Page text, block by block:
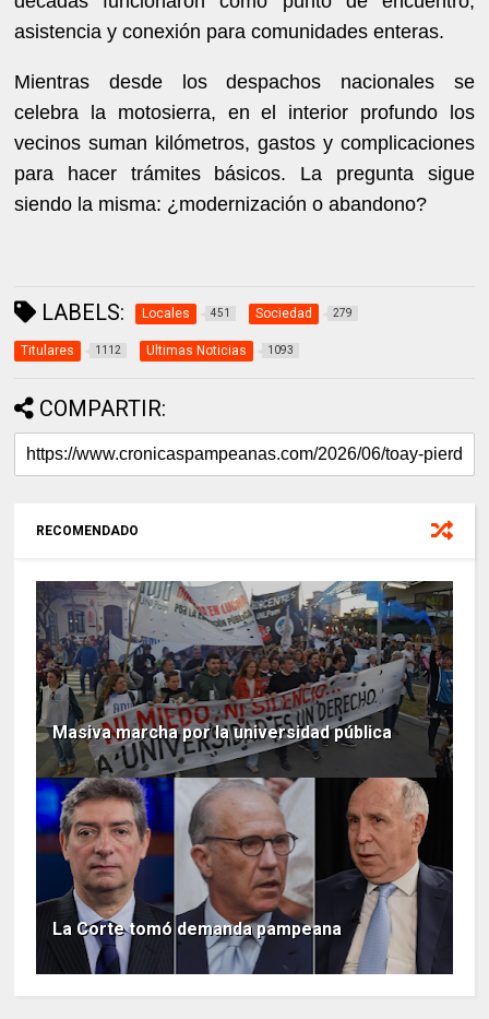
asistencia y conexión para comunidades enteras.
Mientras desde los despachos nacionales se
celebra la motosierra, en el interior profundo los
vecinos suman kilómetros, gastos y complicaciones
para hacer trámites básicos. La pregunta sigue
siendo la misma: ¿modernización o abandono?
LABELS: Locales 451 Sociedad 279
Titulares 1112 Ultimas Noticias 1093
COMPARTIR:
RECOMENDADO
Masiva marcha por la universidad pública
La Corte tomó demanda pampeana